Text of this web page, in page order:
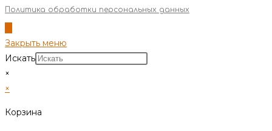
Политика обработки персональных данных
Закрыть меню
Искать
×
×
Корзина